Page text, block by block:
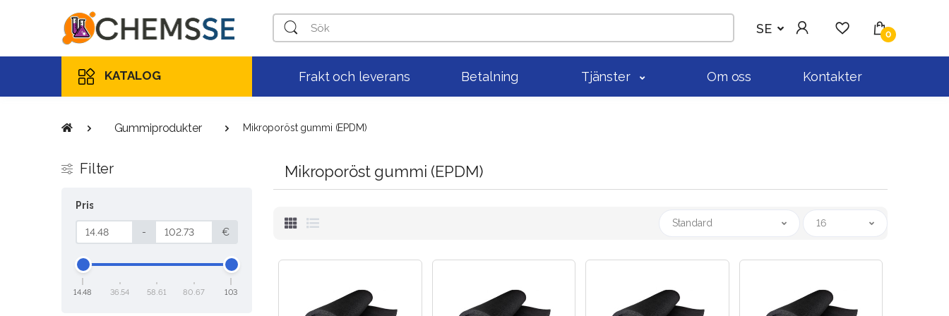
Sök
SE 0
KATALOG Frakt och leverans Betalning Tjänster Om oss Kontakter
Gummiprodukter Mikroporöst gummi (EPDM)
Filter
Pris
- €
14.48 36.54 58.61 80.67 103
Mikroporöst gummi (EPDM)
Standard 16